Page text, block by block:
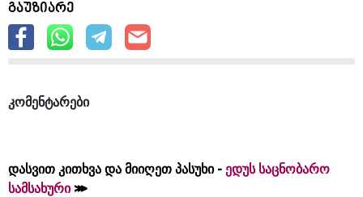
გაუზიარე
კომენტარები
დასვით კითხვა და მიიღეთ პასუხი - ედუს საცნობარო
სამსახური